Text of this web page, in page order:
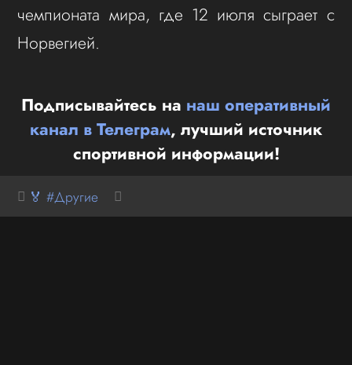
чемпионата мира, где 12 июля сыграет с
Норвегией.
Подписывайтесь на наш оперативный
канал в Телеграм, лучший источник
спортивной информации!
🏅 #Другие